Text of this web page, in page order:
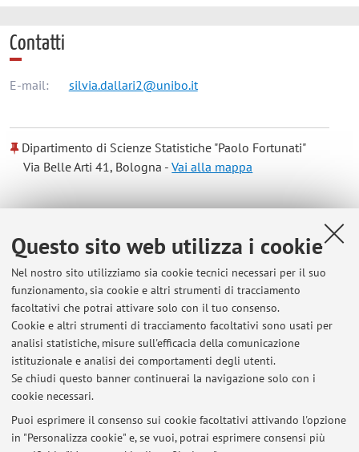
Questo sito web utilizza i cookie
Nel nostro sito utilizziamo sia cookie tecnici necessari per il suo
funzionamento, sia cookie e altri strumenti di tracciamento
facoltativi che potrai attivare solo con il tuo consenso.
Cookie e altri strumenti di tracciamento facoltativi sono usati per
analisi statistiche, misure sull'efficacia della comunicazione
istituzionale e analisi dei comportamenti degli utenti.
Se chiudi questo banner continuerai la navigazione solo con i
cookie necessari.
Puoi esprimere il consenso sui cookie facoltativi attivando l'opzione
in "Personalizza cookie" e, se vuoi, potrai esprimere consensi più
Contatti
E-mail: silvia.dallari2@unibo.it
Dipartimento di Scienze Statistiche "Paolo Fortunati"
Via Belle Arti 41, Bologna -Vai alla mappa
ORCID
Orario di ricevimento
Ricevimento disponibile su appuntamento, concordabile via
email.